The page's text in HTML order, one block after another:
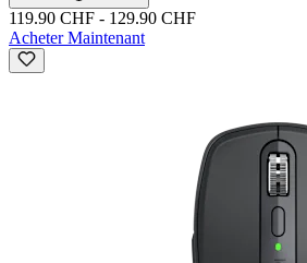
119.90 CHF - 129.90 CHF
Acheter Maintenant